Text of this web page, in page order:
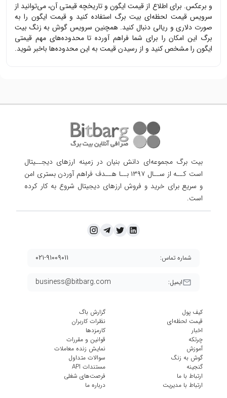
و برعکس. برای اطلاع از قیمت ایگون و تاریخچه قیمتی آن، می‌توانید از
سرویس قیمت لحظه‌ای بیت برگ استفاده کنید و قیمت ایگون را به
صورت دلاری و ریالی دنبال کنید. همچنین سرویس گوش به زنگ بیت
برگ این امکان را برای شما فراهم آورده تا محدوده‌های مهم قیمتی
ایگون را مشخص کنید و از رسیدن قیمت به این محدوده‌ها باخبر شوید.
بیت برگ مجموعه‌ای دانش بنیان در زمینه ارزهای دیجــیتال
است کــه از ســال ۱۳۹۷ بــا هــدف فراهم آوردن
بستری امن
و سریع برای خرید و فروش ارزهای دیجیتال شروع به کار کرده
است.
ایمیل: business@bitbarg.com
شماره تماس: ۰۲۱-۹۱۰۰۹۰۱۱
کیف پول
قیمت لحظه‌ای
اخبار
چرتکه
آموزش
گوش به زنگ
گنجینه
ارتباط با ما
ارتباط با مدیریت
گزارش باگ
نظرات کاربران
کارمزد‌ها
قوانین و مقررات
نمایش زنده معاملات
سوالات متداول
مستندات API
فرصت‌های شغلی
درباره ما